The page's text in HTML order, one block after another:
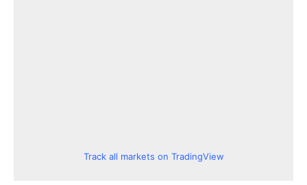
Track all markets on TradingView